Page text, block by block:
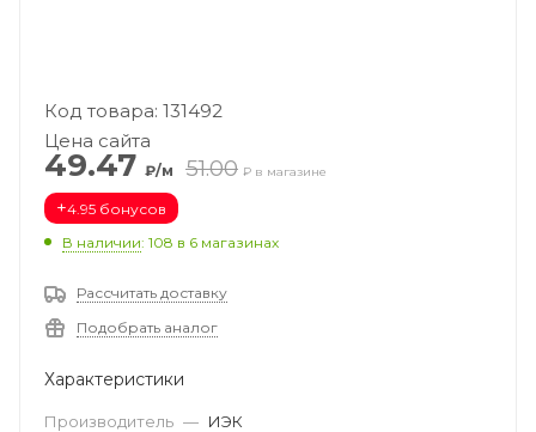
Код товара: 131492
Цена сайта
49.47 ₽/м 51.00 ₽ в магазине
+4.95 бонусов
В наличии: 108 в 6 магазинах
Рассчитать доставку
Подобрать аналог
Характеристики
Производитель — ИЭК